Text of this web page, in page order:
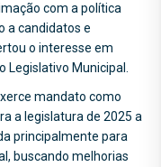
com a política
a candidatos e
o interesse em
Municipal.
mandato como
a legislatura de 2025 a
principalmente para
buscando melhorias